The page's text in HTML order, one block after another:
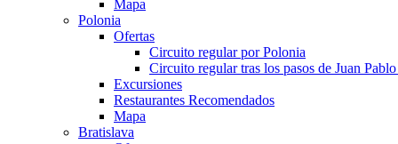
Mapa
Polonia
Ofertas
Circuito regular por Polonia
Circuito regular tras los pasos de Juan
Excursiones
Restaurantes Recomendados
Mapa
Bratislava